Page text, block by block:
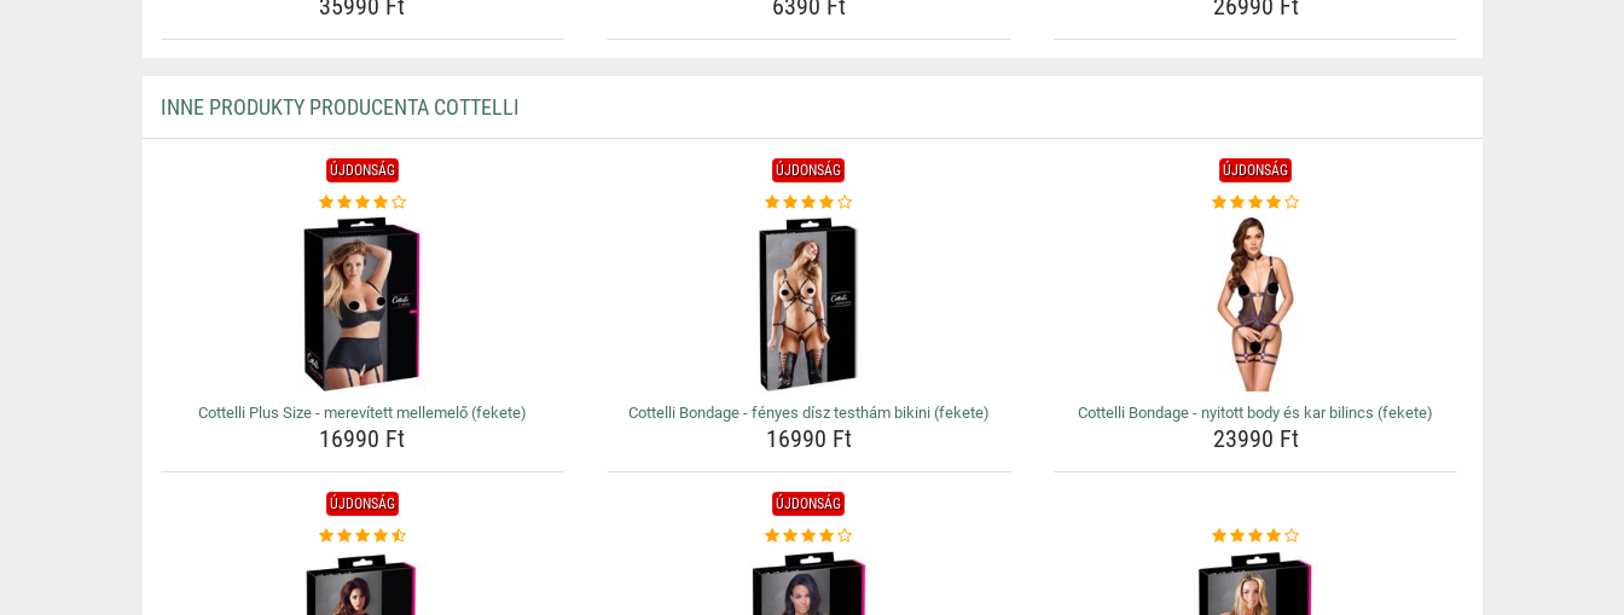
35990 Ft 6390 Ft 26990 Ft
INNE PRODUKTY PRODUCENTA COTTELLI
ÚJDONSÁG
Cottelli Plus Size - merevített mellemelő (fekete)
16990 Ft
ÚJDONSÁG
Cottelli Bondage - fényes dísz testhám bikini (fekete)
16990 Ft
ÚJDONSÁG
Cottelli Bondage - nyitott body és kar bilincs (fekete)
23990 Ft
ÚJDONSÁG ÚJDONSÁG